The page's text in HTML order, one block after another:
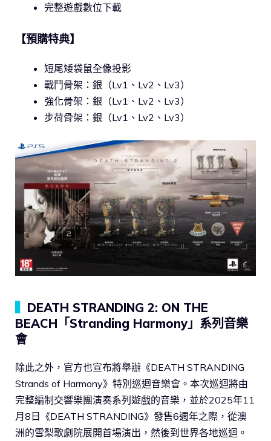
完整遊戲數位下載
【預購特典】
短尾矮袋鼠全像投影
戰鬥骨架：銀（Lv1、Lv2、Lv3）
強化骨架：銀（Lv1、Lv2、Lv3）
步荷骨架：銀（Lv1、Lv2、Lv3）
DEATH STRANDING 2: ON THE
BEACH「Stranding Harmony」系列音樂
會
除此之外，官方也宣布將舉辦《DEATH STRANDING
Strands of Harmony》特別巡迴音樂會。本次巡迴將由
完整編制交響樂團演奏系列遊戲的音樂，並於2025年11
月8日《DEATH STRANDING》發售6週年之際，從澳
洲的雪梨歌劇院展開首場演出，然後到世界各地巡迴。